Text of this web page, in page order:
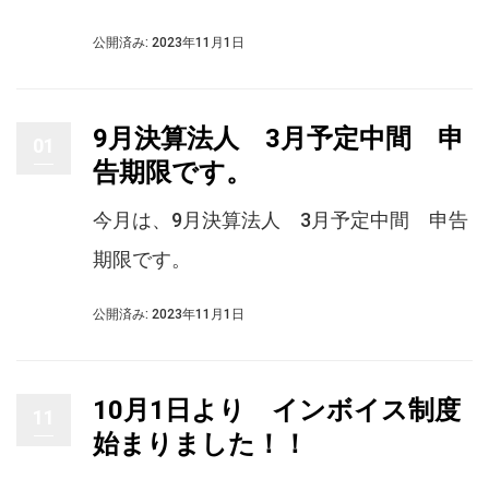
公開済み: 2023年11月1日
9月決算法人 3月予定中間 申
告期限です。
今月は、9月決算法人 3月予定中間 申告
期限です。
公開済み: 2023年11月1日
10月1日より インボイス制度
始まりました！！